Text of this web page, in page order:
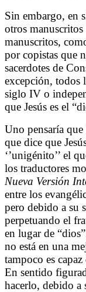
Sin embargo, en
otros
manuscritos,
por copistas que
sacerdotes de
excepción, todos
siglo IV o
que Jesús es el
Uno pensaría
que dice que
‘’unigénito’’ el
los traductores
Nueva Versión
entre los
pero debido a su
perpetuando el
en lugar de
no está en una
tampoco es
En sentido
hacerlo, debido